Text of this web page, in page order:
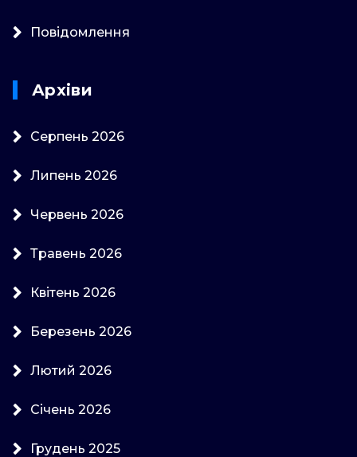
Повідомлення
Архіви
Серпень 2026
Липень 2026
Червень 2026
Травень 2026
Квітень 2026
Березень 2026
Лютий 2026
Січень 2026
Грудень 2025